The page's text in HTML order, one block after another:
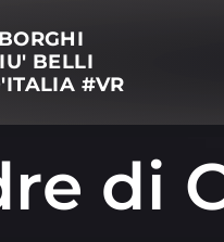
BELLI
#VR
di